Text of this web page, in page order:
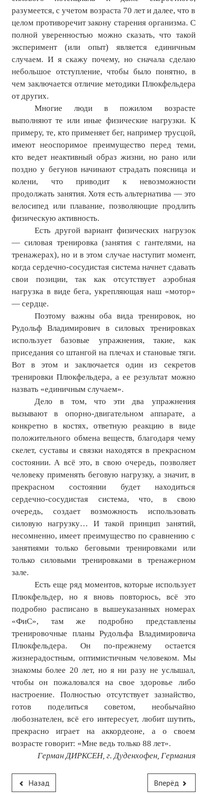
разумеется, с учетом возраста 70 лет и далее, что в
целом противоречит закону старения организма. С
полной уверенностью можно сказать, что такой
эксперимент (или опыт) является единичным
случаем. И я скажу почему, но сначала сделаю
небольшое отступление, чтобы было понятно, в
чем заключается отличие методики Плюкфельдера
от других.
Многие люди в пожилом возрасте
выполняют те или иные физические нагрузки. К
примеру, те, кто применяет бег, например трусцой,
имеют неоспоримое преимущество перед теми,
кто ведет неактивный образ жизни, но рано или
поздно у бегунов начинают страдать поясница и
колени, что приводит к невозможности
продолжать занятия. Хотя есть альтернатива — это
велосипед или плавание, позволяющие продлить
физическую активность.
Есть другой вариант физических нагрузок
— силовая тренировка (занятия с гантелями, на
тренажерах), но и в этом случае наступит момент,
когда сердечно-сосудистая система начнет сдавать
свои позиции, так как отсутствует аэробная
нагрузка в виде бега, укрепляющая наш «мотор»
— сердце.
Поэтому важны оба вида тренировок, но
Рудольф Владимирович в силовых тренировках
использует базовые упражнения, такие, как
приседания со штангой на плечах и становые тяги.
Вот в этом и заключается один из секретов
тренировки Плюкфельдера, а ее результат можно
назвать «единичным случаем».
Дело в том, что эти два упражнения
вызывают в опорно-двигательном аппарате, а
конкретно в костях, ответную реакцию в виде
положительного обмена веществ, благодаря чему
скелет, суставы и связки находятся в прекрасном
состоянии. А всё это, в свою очередь, позволяет
человеку применять беговую нагрузку, а значит, в
прекрасном состоянии будет находиться
сердечно-сосудистая система, что, в свою
очередь, создает возможность использовать
силовую нагрузку… И такой принцип занятий,
несомненно, имеет преимущество по сравнению с
занятиями только беговыми тренировками или
только силовыми тренировками в тренажерном
зале.
Есть еще ряд моментов, которые использует
Плюкфельдер, но я вновь повторюсь, всё это
подробно расписано в вышеуказанных номерах
«ФиС», там же подробно представлены
тренировочные планы Рудольфа Владимировича
Плюкфельдера. Он по-прежнему остается
жизнерадостным, оптимистичным человеком. Мы
знакомы более 20 лет, но я ни разу не услышал,
чтобы он пожаловался на свое здоровье либо
настроение. Полностью отсутствует зазнайство,
готов поделиться советом, необычайно
любознателен, всё его интересует, любит шутить,
прекрасно играет на аккордеоне, а о своем
возрасте говорит: «Мне ведь только 88 лет».
Герман ДИРКСЕН, г. Дуденхофен, Германия
Назад Вперёд